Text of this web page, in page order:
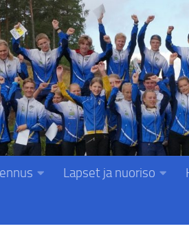
Lapset ja nuoriso